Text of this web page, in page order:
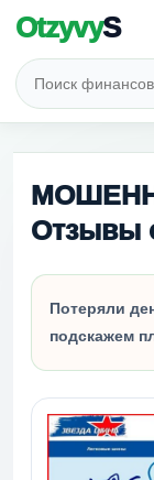
OtzyvyS
Отзывы
Потеряли
подскажем